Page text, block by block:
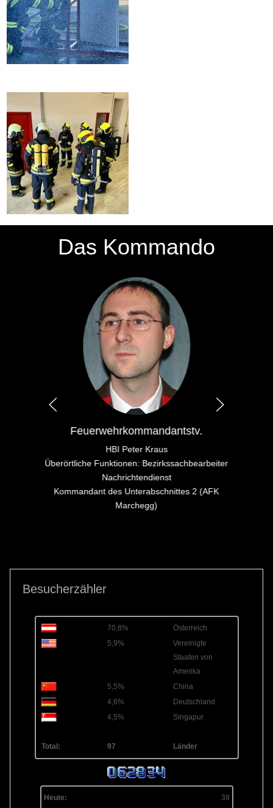
Das Kommando
Feuerwehrkommandantstv.
HBI Peter Kraus
Überörtliche Funktionen: Bezirkssachbearbeiter
Nachrichtendienst
Kommandant des Unterabschnittes 2 (AFK
Marchegg)
Besucherzähler
70,8%
Österreich
5,9%
Vereinigte
Staaten von
Amerika
5,5%
China
4,6%
Deutschland
4,5%
Singapur
Total: 97 Länder
Heute:
38